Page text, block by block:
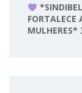
FORTALECE
MULHERES*